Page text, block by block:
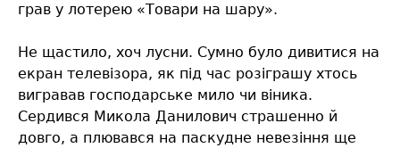
грав у лотерею «Товари на шару».
Не щастило, хоч лусни. Сумно було дивитися на
екран телевізора, як під час розіграшу хтось
вигравав господарське мило чи віника.
Сердився Микола Данилович страшенно й
довго, а плювався на паскудне невезіння ще